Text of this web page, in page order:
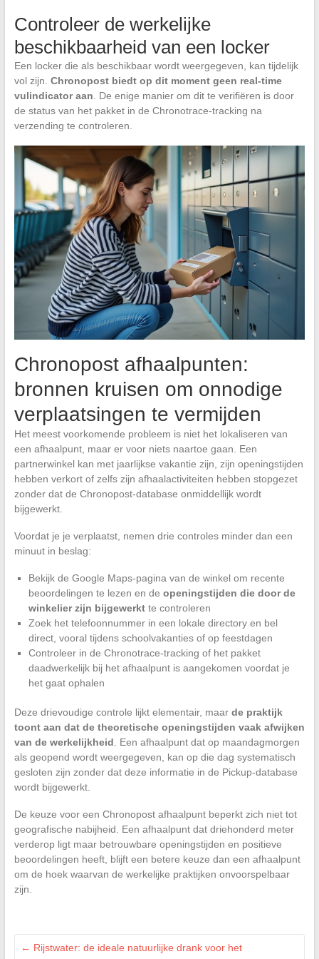
Controleer de werkelijke
beschikbaarheid van een locker
Een locker die als beschikbaar wordt weergegeven, kan tijdelijk
vol zijn. Chronopost biedt op dit moment geen real-time
vulindicator aan . De enige manier om dit te verifiëren is door
de status van het pakket in de Chronotrace-tracking na
verzending te controleren.
Chronopost afhaalpunten:
bronnen kruisen om onnodige
verplaatsingen te vermijden
Het meest voorkomende probleem is niet het lokaliseren van
een afhaalpunt, maar er voor niets naartoe gaan. Een
partnerwinkel kan met jaarlijkse vakantie zijn, zijn openingstijden
hebben verkort of zelfs zijn afhaalactiviteiten hebben stopgezet
zonder dat de Chronopost-database onmiddellijk wordt
bijgewerkt.
Voordat je je verplaatst, nemen drie controles minder dan een
minuut in beslag:
Bekijk de Google Maps-pagina van de winkel om recente
beoordelingen te lezen en de openingstijden die door de
winkelier zijn bijgewerktte controleren
Zoek het telefoonnummer in een lokale directory en bel
direct, vooral tijdens schoolvakanties of op feestdagen
Controleer in de Chronotrace-tracking of het pakket
daadwerkelijk bij het afhaalpunt is aangekomen voordat je
het gaat ophalen
Deze drievoudige controle lijkt elementair, maar de praktijk
toont aan dat de theoretische openingstijden vaak afwijken
van de werkelijkheid. Een afhaalpunt dat op maandagmorgen
als geopend wordt weergegeven, kan op die dag systematisch
gesloten zijn zonder dat deze informatie in de Pickup-database
wordt bijgewerkt.
De keuze voor een Chronopost afhaalpunt beperkt zich niet tot
geografische nabijheid. Een afhaalpunt dat driehonderd meter
verderop ligt maar betrouwbare openingstijden en positieve
beoordelingen heeft, blijft een betere keuze dan een afhaalpunt
om de hoek waarvan de werkelijke praktijken onvoorspelbaar
zijn.
← Rijstwater: de ideale natuurlijke drank voor het